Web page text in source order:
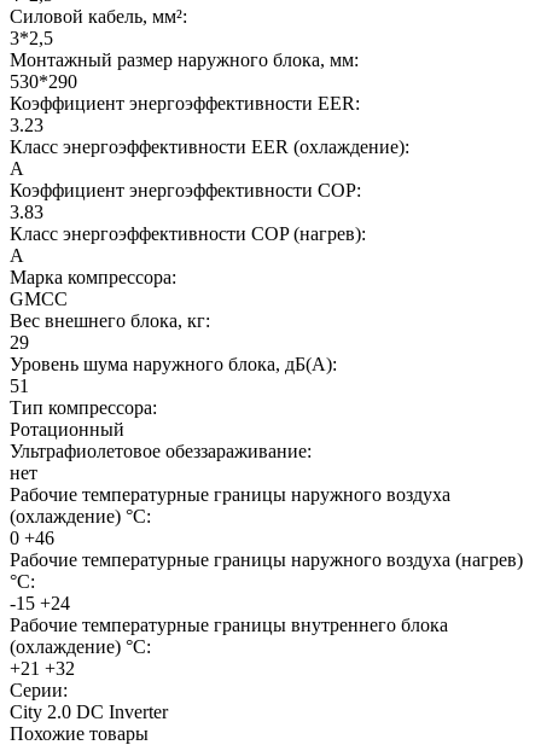
Силовой кабель, мм²:
3*2,5
Монтажный размер наружного блока, мм:
530*290
Коэффициент энергоэффективности EER:
3.23
Класс энергоэффективности EER (охлаждение):
A
Коэффициент энергоэффективности COP:
3.83
Класс энергоэффективности COP (нагрев):
A
Марка компрессора:
GMCC
Вес внешнего блока, кг:
29
Уровень шума наружного блока, дБ(А):
51
Тип компрессора:
Ротационный
Ультрафиолетовое обеззараживание:
нет
Рабочие температурные границы наружного воздуха
(охлаждение) °C:
0 +46
Рабочие температурные границы наружного воздуха (нагрев)
°C:
-15 +24
Рабочие температурные границы внутреннего блока
(охлаждение) °C:
+21 +32
Серии:
City 2.0 DC Inverter
Похожие товары